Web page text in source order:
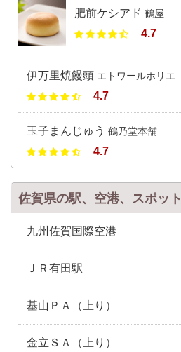
肥前ケシアド 鶴屋
4.7
伊万里焼饅頭 エトワールホリエ
4.7
玉子まんじゅう 鶴乃堂本舗
4.7
佐賀県の駅、空港、スポット
九州佐賀国際空港
ＪＲ有田駅
基山ＰＡ（上り）
金立ＳＡ（上り）